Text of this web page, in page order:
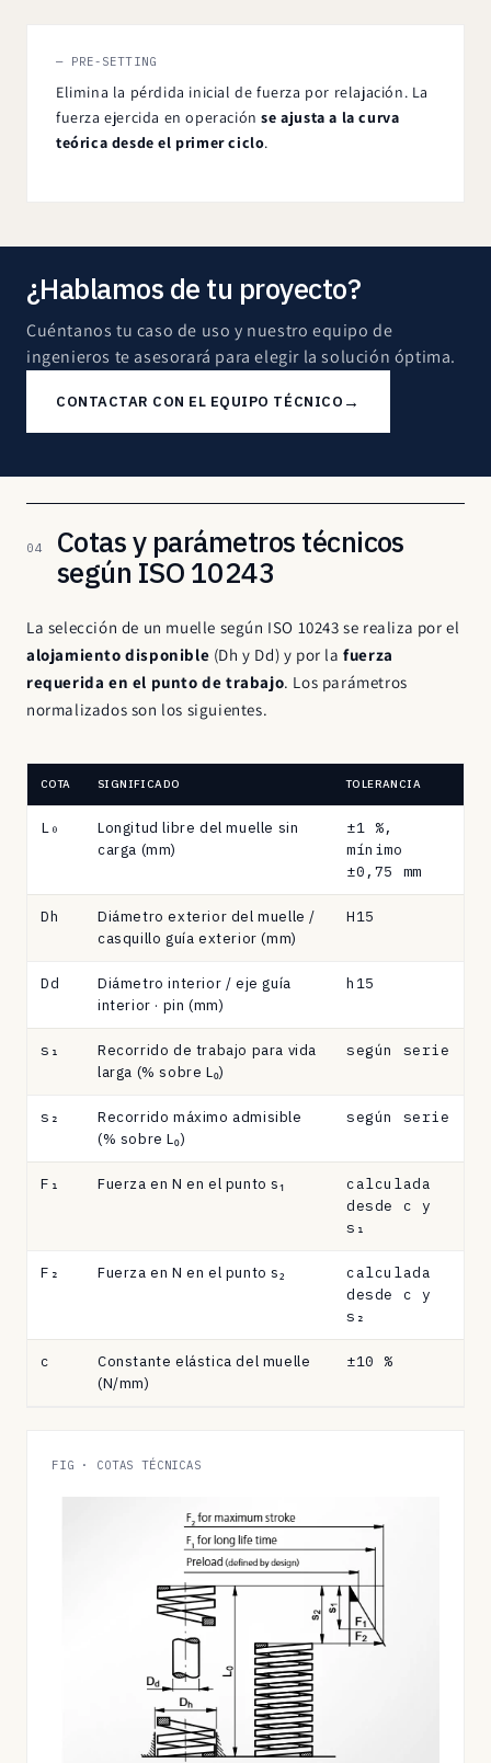
— PRE-SETTING
Elimina la pérdida inicial de fuerza por relajación. La
fuerza ejercida en operaciónse ajusta a la curva
teórica desde el primer ciclo.
¿Hablamos de tu proyecto?
Cuéntanos tu caso de uso y nuestro equipo de
ingenieros te asesorará para elegir la solución óptima.
CONTACTAR CON EL EQUIPO TÉCNICO →
04
Cotas y parámetros técnicos
según ISO 10243
La selección de un muelle según ISO 10243 se realiza por el
alojamiento disponible (Dh y Dd) y por lafuerza
requerida en el punto de trabajo. Los parámetros
normalizados son los siguientes.
normalizados
10243
tolerancias.
COTA SIGNIFICADO TOLERANCIA
L₀
Longitud libre del muelle sin
carga (mm)
±1 %,
mínimo
±0,75 mm
Dh
Diámetro exterior del muelle /
casquillo guía exterior (mm)
H15
Dd
Diámetro interior / eje guía
interior · pin (mm)
h15
s₁
Recorrido de trabajo para vida
larga (% sobre L₀)
según serie
s₂
Recorrido máximo admisible
(% sobre L₀)
según serie
F₁ Fuerza en N en el punto s₁
calculada
desde c y
s₁
F₂ Fuerza en N en el punto s₂
calculada
desde c y
s₂
c
Constante elástica del muelle
(N/mm)
±10 %
FIG · COTAS TÉCNICAS